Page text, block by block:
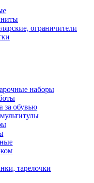
ограничители
наборы
за обувью
тарелочки